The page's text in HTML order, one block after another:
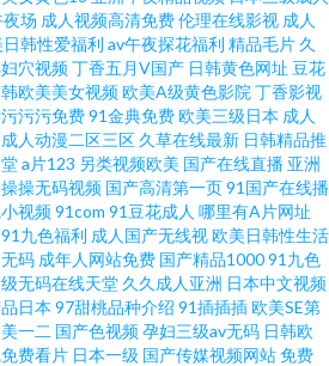
问方法 日韩新片无码 91精品论坛 极品视频91
源 内射黑丝在线视频 久久熟女国产精品 国产
色 99福利在线观看 尤物视频在线一区 男女草
91社区在线播放 91影音先锋图片资源 91丝瓜
观看 91色情影院 91伦理 肏屄91社区 亚色3情
久草在线视频 亚洲成AV人国产电影 午夜91 手
夜场 成人视频高清免费伦理在线影视 成人
韩性爱福利 av午夜探花福利 精品毛片 久
穴视频丁香五月V国产 日韩黄色网址 豆花
韩欧美美女视频欧美A级黄色影院 丁香影视
污污免费91金典免费欧美三级日本 成人
成人动漫二区三区 久草在线最新 日韩精品推
a片123 另类视频欧美 国产在线直播 亚洲
操操无码视频 国产高清第一页91国产在线播
视频91com 91豆花成人 哪里有A片网址
91九色福利 成人国产无线视欧美日韩性生活
码 成年人网站免费 国产精品100091九色
无码在线天堂 久久成人亚洲 日本中文视频
日本 97甜桃品种介绍 91插插插欧美SE第
一二 国产色视频孕妇三级av无码 日韩欧
费看片 日本一级 国产传媒视频网站免费